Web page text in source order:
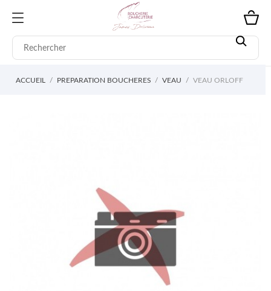
ACCUEIL PREPARATION BOUCHERES VEAU VEAU ORLOFF